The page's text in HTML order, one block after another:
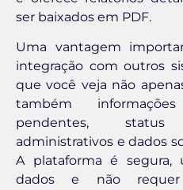
ser baixados em PDF.
Uma vantagem
integração com outros
que você veja não
também
pendentes,
administrativos e dados
A plataforma é segura,
dados e não requer